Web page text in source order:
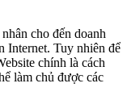
cho đến doanh
Internet. Tuy nhiên để
chính là cách
làm chủ được các